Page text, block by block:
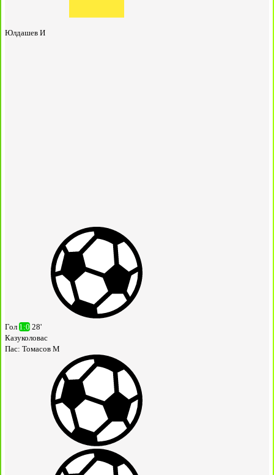
Юлдашев И
Гол 1:0 28'
Казуколовас
Пас: Томасов М